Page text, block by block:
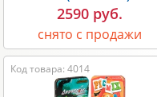
2590 руб.
снято с продажи
Код товара: 4014